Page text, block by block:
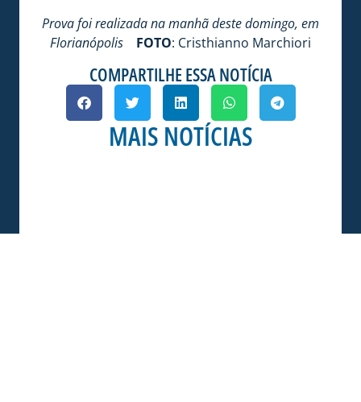
Prova foi realizada na manhã deste domingo, em
Florianópolis
FOTO: Cristhianno Marchiori
COMPARTILHE ESSA NOTÍCIA
MAIS NOTÍCIAS